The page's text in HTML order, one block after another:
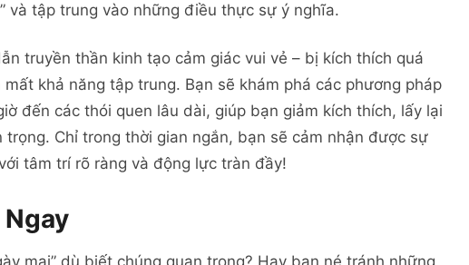
và tập trung vào những điều thực sự ý nghĩa.
truyền thần kinh tạo cảm giác vui vẻ – bị kích thích quá
khả năng tập trung. Bạn sẽ khám phá các phương pháp
đến các thói quen lâu dài, giúp bạn giảm kích thích, lấy lại
Chỉ trong thời gian ngắn, bạn sẽ cảm nhận được sự
tâm trí rõ ràng và động lực tràn đầy!